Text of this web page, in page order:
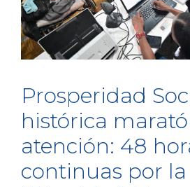
Prosperidad
histórica
atención: 48
continuas por la